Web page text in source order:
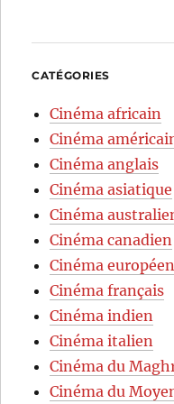
CATÉGORIES
Cinéma africain
Cinéma
Cinéma anglais
Cinéma asiatique
Cinéma
Cinéma canadien
Cinéma européen
Cinéma français
Cinéma indien
Cinéma italien
Cinéma du
Cinéma du